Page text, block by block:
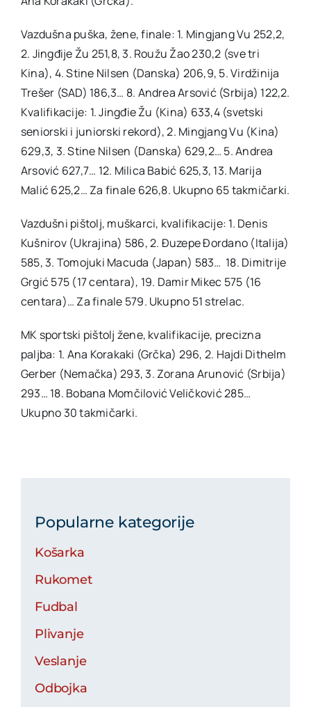
Vazdušna puška, žene, finale: 1. Mingjang Vu 252,2,
2. Jingđije Žu 251,8, 3. Roužu Žao 230,2 (sve tri
Kina), 4. Stine Nilsen (Danska) 206,9, 5. Virdžinija
Trešer (SAD) 186,3… 8. Andrea Arsović (Srbija) 122,2.
Kvalifikacije: 1. Jingđie Žu (Kina) 633,4 (svetski
seniorski i juniorski rekord), 2. Mingjang Vu (Kina)
629,3, 3. Stine Nilsen (Danska) 629,2… 5. Andrea
Arsović 627,7… 12. Milica Babić 625,3, 13. Marija
Malić 625,2… Za finale 626,8. Ukupno 65 takmičarki.
Vazdušni pištolj, muškarci, kvalifikacije: 1. Denis
Kušnirov (Ukrajina) 586, 2. Đuzepe Đordano (Italija)
585, 3. Tomojuki Macuda (Japan) 583… 18. Dimitrije
Grgić 575 (17 centara), 19. Damir Mikec 575 (16
centara)… Za finale 579. Ukupno 51 strelac.
MK sportski pištolj žene, kvalifikacije, precizna
paljba: 1. Ana Korakaki (Grčka) 296, 2. Hajdi Dithelm
Gerber (Nemačka) 293, 3. Zorana Arunović (Srbija)
293… 18. Bobana Momčilović Veličković 285…
Ukupno 30 takmičarki.
Popularne kategorije
Košarka
Rukomet
Fudbal
Plivanje
Veslanje
Odbojka